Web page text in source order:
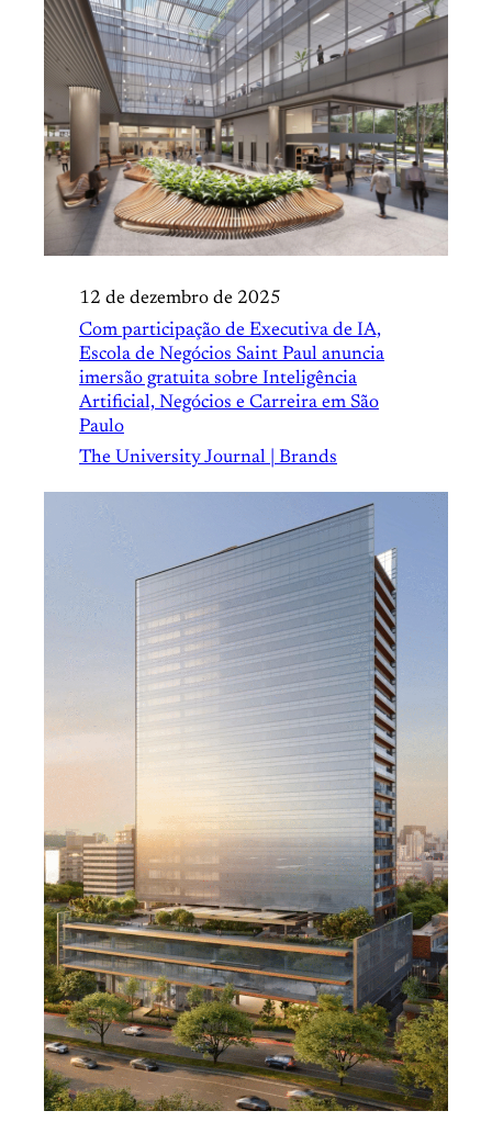
12 de dezembro de 2025
Com participação de Executiva de IA,
Escola de Negócios Saint Paul anuncia
imersão gratuita sobre Inteligência
Artificial, Negócios e Carreira em São
Paulo
The University Journal | Brands